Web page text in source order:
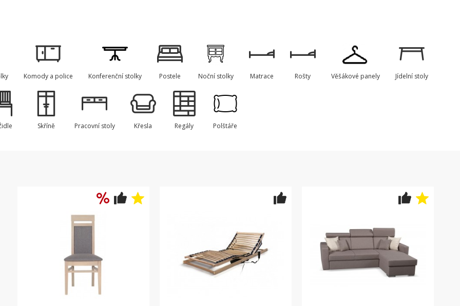
Komody a police Konferenční stolky Postele Noční stolky Matrace Rošty Věšákové panely Jídelní stoly
Skříně Pracovní stoly Křesla Regály Polštáře